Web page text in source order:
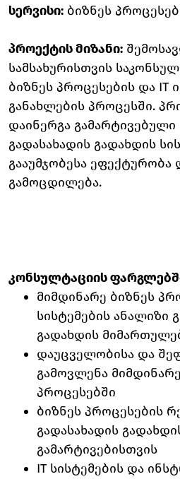
სერვისი: ბიზნეს
პროექტის მიზანი:
სამსახურისთვის
ბიზნეს პროცესების და IT
განახლების პროცესში.
დაინერგა
გადასახადის გადახდის
გააუმჯობესა
გამოცდილება.
კონსულტაციის
მიმდინარე ბიზნეს
სისტემების ანალიზი
გადახდის
დაუცველობისა და
გამოვლენა
პროცესებში
ბიზნეს პროცესების
გადასახადის
გამარტივებისთვის
IT სისტემების და